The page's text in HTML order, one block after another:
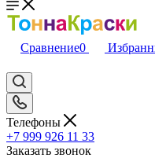
Сравнение0
Телефоны
+7 999 926 11 33
Заказать звонок